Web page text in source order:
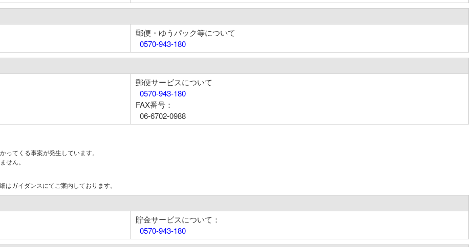
郵便・ゆうパック等について
0570-943-180
郵便サービスについて
0570-943-180
FAX番号：
06-6702-0988
てくる事案が発生しています。
せん。
ガイダンスにてご案内しております。
貯金サービスについて：
0570-943-180